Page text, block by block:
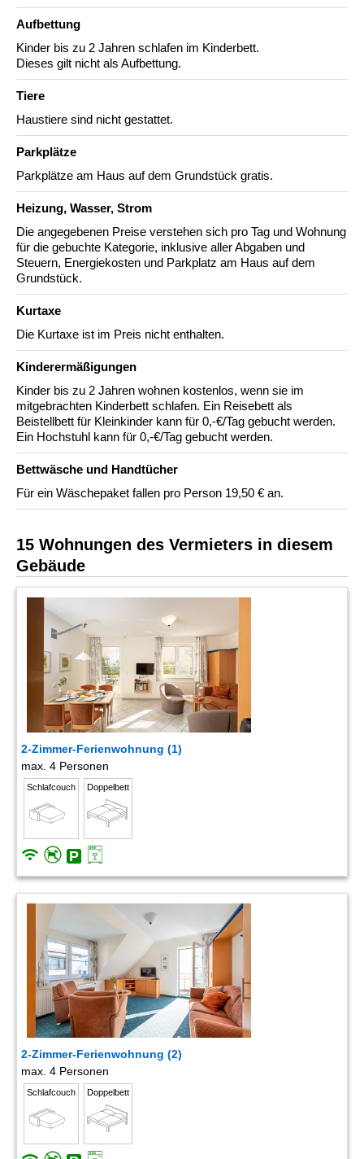
Aufbettung
Kinder bis zu 2 Jahren schlafen im Kinderbett.
Dieses gilt nicht als Aufbettung.
Tiere
Haustiere sind nicht gestattet.
Parkplätze
Parkplätze am Haus auf dem Grundstück gratis.
Heizung, Wasser, Strom
Die angegebenen Preise verstehen sich pro Tag und Wohnung
für die gebuchte Kategorie, inklusive aller Abgaben und
Steuern, Energiekosten und Parkplatz am Haus auf dem
Grundstück.
Kurtaxe
Die Kurtaxe ist im Preis nicht enthalten.
Kinderermäßigungen
Kinder bis zu 2 Jahren wohnen kostenlos, wenn sie im
mitgebrachten Kinderbett schlafen. Ein Reisebett als
Beistellbett für Kleinkinder kann für 0,-€/Tag gebucht werden.
Ein Hochstuhl kann für 0,-€/Tag gebucht werden.
Bettwäsche und Handtücher
Für ein Wäschepaket fallen pro Person 19,50 € an.
15 Wohnungen des Vermieters in diesem
Gebäude
2-Zimmer-Ferienwohnung (1)
max. 4 Personen
Schlafcouch Doppelbett
2-Zimmer-Ferienwohnung (2)
max. 4 Personen
Schlafcouch Doppelbett